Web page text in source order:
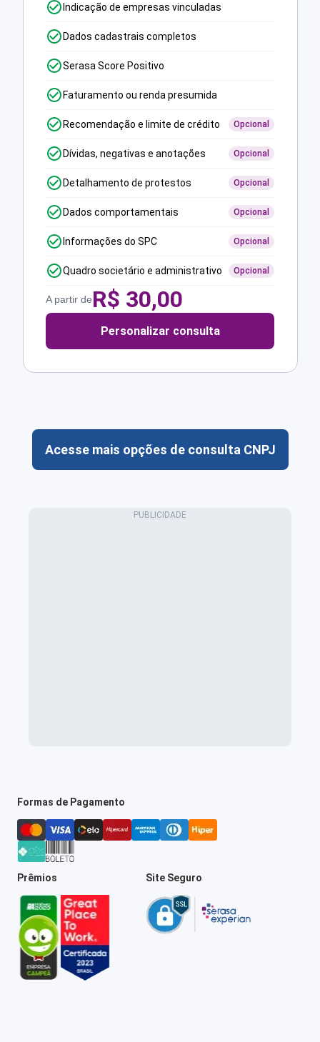
Indicação de empresas vinculadas
Dados cadastrais completos
Serasa Score Positivo
Faturamento ou renda presumida
Recomendação e limite de crédito Opcional
Dívidas, negativas e anotações Opcional
Detalhamento de protestos Opcional
Dados comportamentais Opcional
Informações do SPC Opcional
Quadro societário e administrativo Opcional
A partir deR$ 30,00
Personalizar consulta
Acesse mais opções de consulta CNPJ
Formas de Pagamento
Prêmios Site Seguro